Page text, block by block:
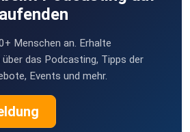
Menschen an. Erhalte
das Podcasting, Tipps der
Events und mehr.